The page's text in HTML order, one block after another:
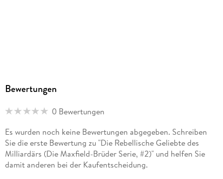
Bewertungen
0 Bewertungen
Es wurden noch keine Bewertungen abgegeben. Schreiben
Sie die erste Bewertung zu "Die Rebellische Geliebte des
Milliardärs (Die Maxfield-Brüder Serie, #2)" und helfen Sie
damit anderen bei der Kaufentscheidung.